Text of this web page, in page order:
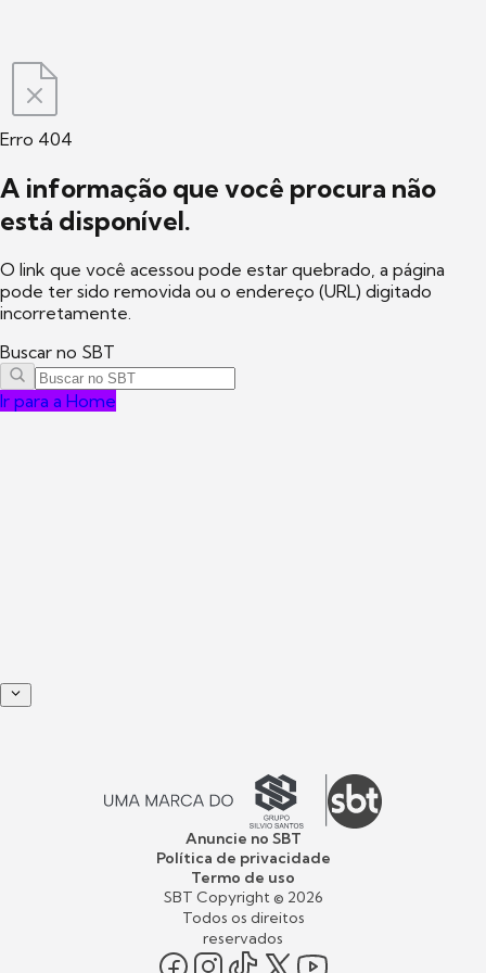
Erro 404
A informação que você procura não
está disponível.
O link que você acessou pode estar quebrado, a página
pode ter sido removida ou o endereço (URL) digitado
incorretamente.
Buscar no SBT
Ir para a Home
Anuncie no SBT
Política de privacidade
Termo de uso
SBT Copyright © 2026
Todos os direitos
reservados